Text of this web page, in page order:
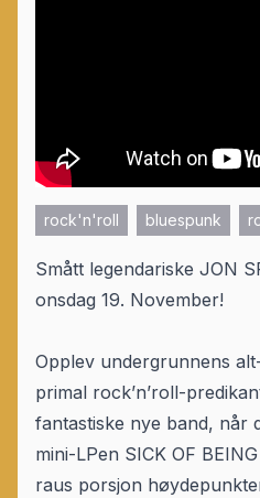
rock'n'roll bluespunk
Smått legendariske JON
onsdag 19. November!
Opplev undergrunnens
primal rock’n’roll-
fantastiske nye band, når
mini-LPen SICK OF
raus porsjon